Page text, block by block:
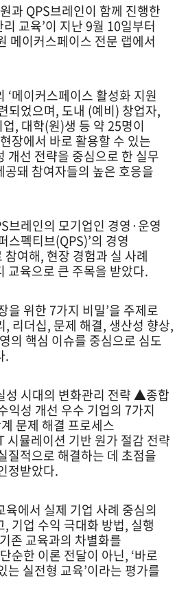
과 QPS브레인이 함께 진행한
교육’이 지난 9월 10일부터
메이커스페이스 전문 랩에서
‘메이커스페이스 활성화 지원
되었으며, 도내 (예비) 창업자,
, 대학(원)생 등 약 25명이
장에서 바로 활용할 수 있는
개선 전략을 중심으로 한 실무
돼 참여자들의 높은 호응을
브레인의 모기업인 경영·운영
스펙티브(QPS)’의 경영
여해, 현장 경험과 실 사례
교육으로 큰 주목을 받았다.
을 위한 7가지 비밀’을 주제로
, 리더십, 문제 해결, 생산성 향상,
의 핵심 이슈를 중심으로 심도
.
시대의 변화관리 전략 ▲종합
성 개선 우수 기업의 7가지
문제 해결 프로세스
뮬레이션 기반 원가 절감 전략
질적으로 해결하는 데 초점을
정받았다.
육에서 실제 기업 사례 중심의
기업 수익 극대화 방법, 실행
존 교육과의 차별화를
순한 이론 전달이 아닌, ‘바로
는 실전형 교육’이라는 평가를